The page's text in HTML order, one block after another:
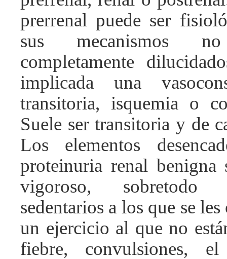
prerrenal puede ser
sus mecanismos
completamente
implicada una
transitoria, isquemia o
Suele ser transitoria y de
Los elementos
proteinuria renal benigna
vigoroso, sobretodo
sedentarios a los que se
un ejercicio al que no
fiebre, convulsiones,